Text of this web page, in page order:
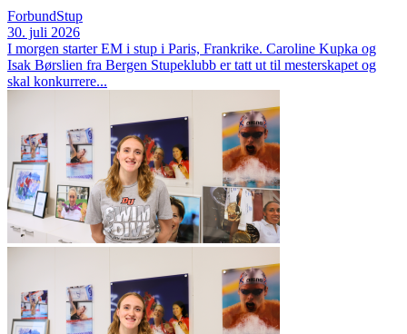
ForbundStup
30. juli 2026
I morgen starter EM i stup i Paris, Frankrike. Caroline Kupka og
Isak Børslien fra Bergen Stupeklubb er tatt ut til mesterskapet og
skal konkurrere...